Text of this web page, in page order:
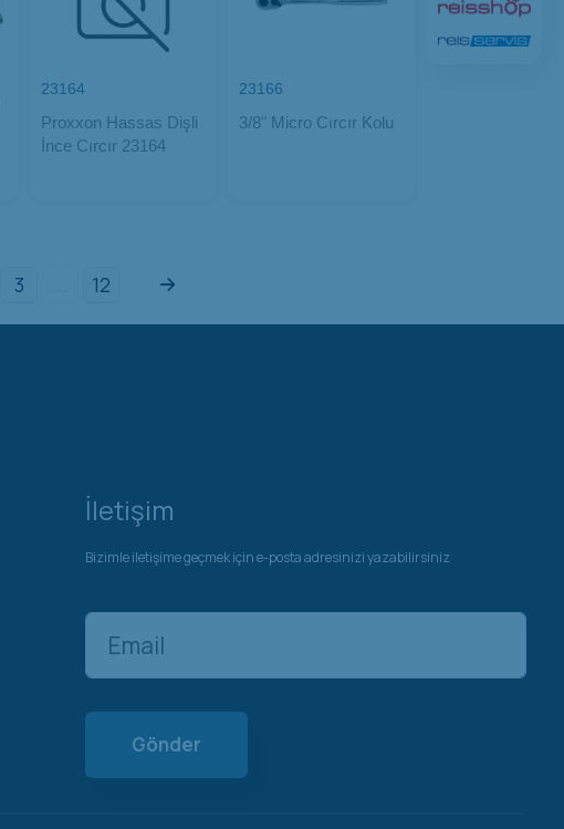
23164
Proxxon Hassas Dişli
İnce Cırcır 23164
23166
3/8" Micro Cırcır Kolu
3 12
İletişim
Bizimle iletişime geçmek için e-posta adresinizi yazabilirsiniz